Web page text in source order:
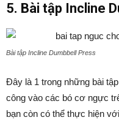
5. Bài tập Incline
Bài tập Incline Dumbbell Press
Đây là 1 trong những bài
công vào các bó cơ ngực
bạn còn có thể thực hiện